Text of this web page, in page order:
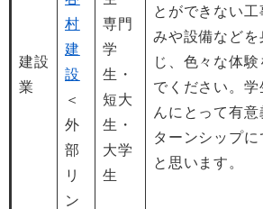
建設
業
村
建
設
＜
外
部
リ
ン
専門
学
生・
短大
生・
大学
生
とができない工
みや設備などを
じ、色々な体験
でください。学
んにとって有意
ターンシップに
と思います。